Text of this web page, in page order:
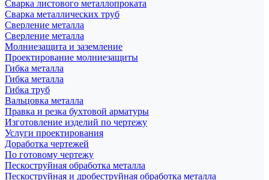
Сварка листового металлопроката
Сварка металлических труб
Сверление металла
Сверление металла
Молниезащита и заземление
Проектирование молниезащиты
Гибка металла
Гибка металла
Гибка труб
Вальцовка металла
Правка и резка бухтовой арматуры
Изготовление изделий по чертежу
Услуги проектирования
Доработка чертежей
По готовому чертежу
Пескоструйная обработка металла
Пескоструйная и дробеструйная обработка металла